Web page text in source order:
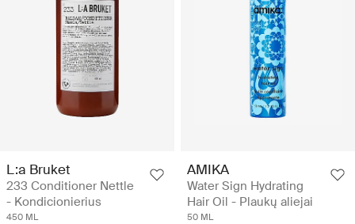
L:a Bruket
233 Conditioner Nettle
- Kondicionierius
450 ML
AMIKA
Water Sign Hydrating
Hair Oil - Plaukų aliejai
50 ML